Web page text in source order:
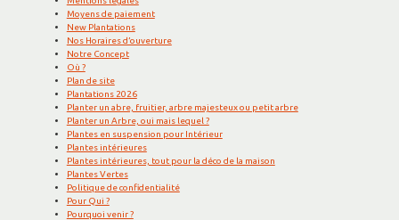
Moyens de paiement
New Plantations
Nos Horaires d’ouverture
Notre Concept
Où ?
Plan de site
Plantations 2026
Planter un abre, fruitier, arbre majesteux ou petit arbre
Planter un Arbre, oui mais lequel ?
Plantes en suspension pour Intérieur
Plantes intérieures
Plantes intérieures, tout pour la déco de la maison
Plantes Vertes
Politique de confidentialité
Pour Qui ?
Pourquoi venir ?